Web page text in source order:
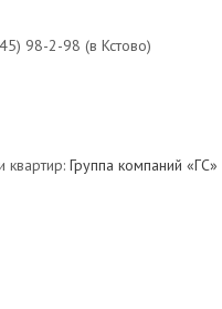
98-2-98 (в Кстово)
квартир: Группа компаний «ГС»